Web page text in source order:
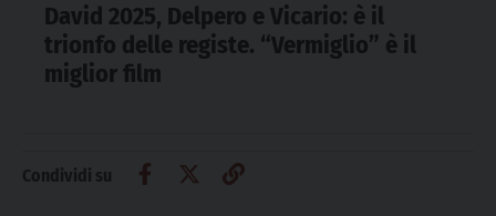
David 2025, Delpero e Vicario: è il
trionfo delle registe. “Vermiglio” è il
miglior film
Condividi su